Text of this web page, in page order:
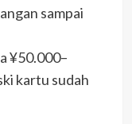
sampai
¥50.000–
kartu sudah